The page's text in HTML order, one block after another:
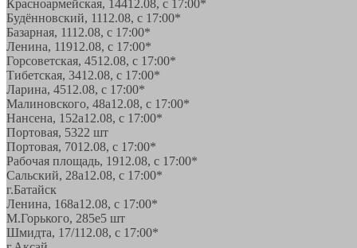
Красноармейская, 14412.08, с 17:00*
Будённовский, 1112.08, с 17:00*
Базарная, 1112.08, с 17:00*
Ленина, 11912.08, с 17:00*
Горсоветская, 4512.08, с 17:00*
Тибетская, 3412.08, с 17:00*
Ларина, 4512.08, с 17:00*
Малиновского, 48а12.08, с 17:00*
Нансена, 152а12.08, с 17:00*
Портовая, 5322 шт
Портовая, 7012.08, с 17:00*
Рабочая площадь, 1912.08, с 17:00*
Сальский, 28a12.08, с 17:00*
г.Батайск
Ленина, 168а12.08, с 17:00*
М.Горького, 285е5 шт
Шмидта, 17/112.08, с 17:00*